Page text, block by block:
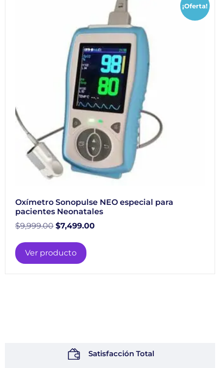
¡Oferta!
Oxímetro Sonopulse NEO especial para
pacientes Neonatales
$9,999.00 $7,499.00
Ver producto
Satisfacción Total